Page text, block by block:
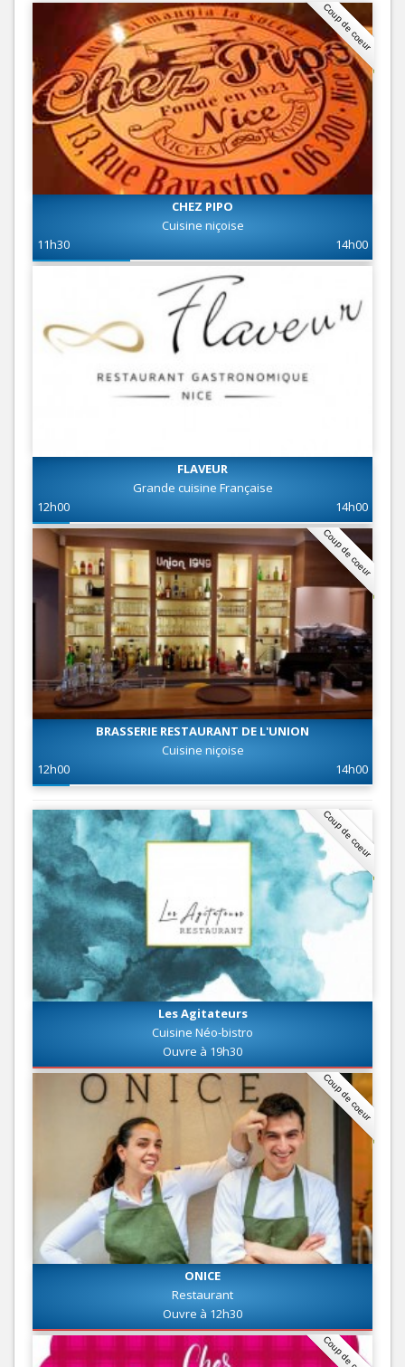
Coup de coeur
CHEZ PIPO
Cuisine niçoise
11h30
14h00
FLAVEUR
Grande cuisine Française
12h00
14h00
Coup de coeur
BRASSERIE RESTAURANT DE L'UNION
Cuisine niçoise
12h00
14h00
Coup de coeur
Les Agitateurs
Cuisine Néo-bistro
Ouvre à 19h30
Coup de coeur
ONICE
Restaurant
Ouvre à 12h30